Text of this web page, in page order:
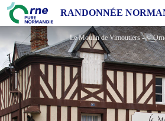
RANDONNÉE
Le Moulin de Vimoutiers
Le Moulin de Vimoutiers - ©